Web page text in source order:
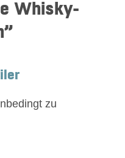
Whisky-
”
zu